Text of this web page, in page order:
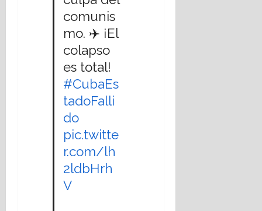
comunis
mo. ✈️ ¡El
colapso
es total!
#CubaEs
tadoFalli
do
pic.twitte
r.com/lh
2ldbHrh
V